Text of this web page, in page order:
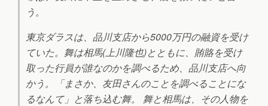
う。
東京ダラスは、品川支店から5000万円の融資を受け
ていた。舞は相馬(上川隆也)とともに、賄賂を受け
取った行員が誰なのかを調べるため、品川支店へ向
かう。「まさか、友田さんのことを調べることにな
るなんて」と落ち込む舞。 舞と相馬は、その人物を